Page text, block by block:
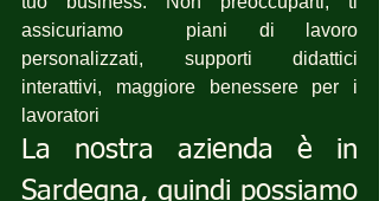
assicuriamo  piani di lavoro
personalizzati, supporti didattici
interattivi, maggiore benessere per i
lavoratori
La nostra azienda è in
Sardegna, quindi possiamo